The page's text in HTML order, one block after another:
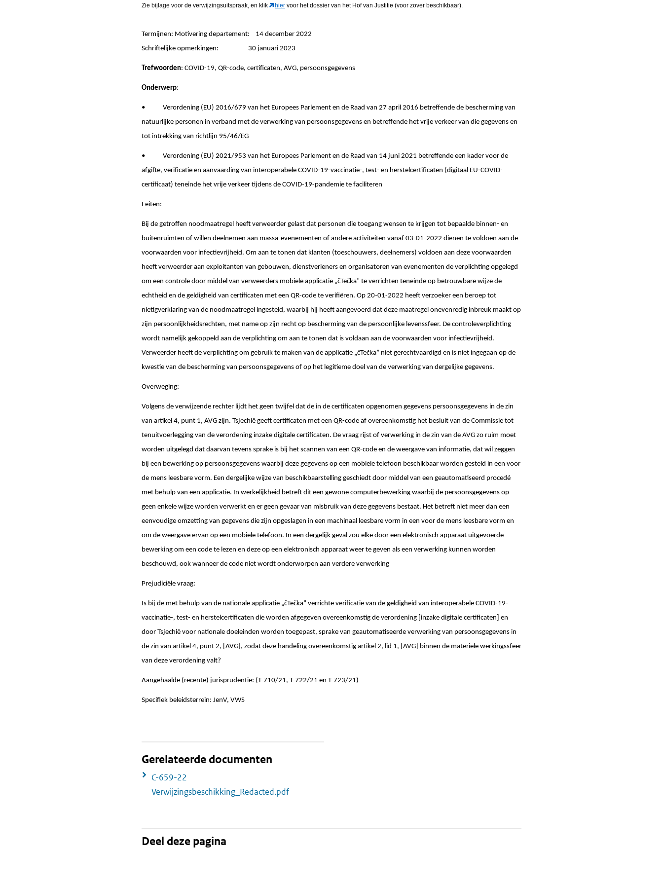
Zie bijlage voor de verwijzingsuitspraak, en klik hier voor het dossier van het Hof van Justitie (voor zover beschikbaar).
Termijnen: Motivering departement: 14 december 2022
Schriftelijke opmerkingen: 30 januari 2023
Trefwoorden: COVID-19, QR-code, certificaten, AVG, persoonsgegevens
Onderwerp:
• Verordening (EU) 2016/679 van het Europees Parlement en de Raad van 27 april 2016 betreffende de bescherming van
natuurlijke personen in verband met de verwerking van persoonsgegevens en betreffende het vrije verkeer van die gegevens en
tot intrekking van richtlijn 95/46/EG
• Verordening (EU) 2021/953 van het Europees Parlement en de Raad van 14 juni 2021 betreffende een kader voor de
afgifte, verificatie en aanvaarding van interoperabele COVID-19-vaccinatie-, test- en herstelcertificaten (digitaal EU-COVID-
certificaat) teneinde het vrije verkeer tijdens de COVID-19-pandemie te faciliteren
Feiten:
Bij de getroffen noodmaatregel heeft verweerder gelast dat personen die toegang wensen te krijgen tot bepaalde binnen- en
buitenruimten of willen deelnemen aan massa-evenementen of andere activiteiten vanaf 03-01-2022 dienen te voldoen aan de
voorwaarden voor infectievrijheid. Om aan te tonen dat klanten (toeschouwers, deelnemers) voldoen aan deze voorwaarden
heeft verweerder aan exploitanten van gebouwen, dienstverleners en organisatoren van evenementen de verplichting opgelegd
om een controle door middel van verweerders mobiele applicatie „čTečka” te verrichten teneinde op betrouwbare wijze de
echtheid en de geldigheid van certificaten met een QR-code te verifiëren. Op 20-01-2022 heeft verzoeker een beroep tot
nietigverklaring van de noodmaatregel ingesteld, waarbij hij heeft aangevoerd dat deze maatregel onevenredig inbreuk maakt op
zijn persoonlijkheidsrechten, met name op zijn recht op bescherming van de persoonlijke levenssfeer. De controleverplichting
wordt namelijk gekoppeld aan de verplichting om aan te tonen dat is voldaan aan de voorwaarden voor infectievrijheid.
Verweerder heeft de verplichting om gebruik te maken van de applicatie „čTečka” niet gerechtvaardigd en is niet ingegaan op de
kwestie van de bescherming van persoonsgegevens of op het legitieme doel van de verwerking van dergelijke gegevens.
Overweging:
Volgens de verwijzende rechter lijdt het geen twijfel dat de in de certificaten opgenomen gegevens persoonsgegevens in de zin
van artikel 4, punt 1, AVG zijn. Tsjechië geeft certificaten met een QR-code af overeenkomstig het besluit van de Commissie tot
tenuitvoerlegging van de verordening inzake digitale certificaten. De vraag rijst of verwerking in de zin van de AVG zo ruim moet
worden uitgelegd dat daarvan tevens sprake is bij het scannen van een QR-code en de weergave van informatie, dat wil zeggen
bij een bewerking op persoonsgegevens waarbij deze gegevens op een mobiele telefoon beschikbaar worden gesteld in een voor
de mens leesbare vorm. Een dergelijke wijze van beschikbaarstelling geschiedt door middel van een geautomatiseerd procedé
met behulp van een applicatie. In werkelijkheid betreft dit een gewone computerbewerking waarbij de persoonsgegevens op
geen enkele wijze worden verwerkt en er geen gevaar van misbruik van deze gegevens bestaat. Het betreft niet meer dan een
eenvoudige omzetting van gegevens die zijn opgeslagen in een machinaal leesbare vorm in een voor de mens leesbare vorm en
om de weergave ervan op een mobiele telefoon. In een dergelijk geval zou elke door een elektronisch apparaat uitgevoerde
bewerking om een code te lezen en deze op een elektronisch apparaat weer te geven als een verwerking kunnen worden
beschouwd, ook wanneer de code niet wordt onderworpen aan verdere verwerking
Prejudiciële vraag:
Is bij de met behulp van de nationale applicatie „čTečka” verrichte verificatie van de geldigheid van interoperabele COVID-19-
vaccinatie-, test- en herstelcertificaten die worden afgegeven overeenkomstig de verordening [inzake digitale certificaten] en
door Tsjechië voor nationale doeleinden worden toegepast, sprake van geautomatiseerde verwerking van persoonsgegevens in
de zin van artikel 4, punt 2, [AVG], zodat deze handeling overeenkomstig artikel 2, lid 1, [AVG] binnen de materiële werkingssfeer
van deze verordening valt?
Aangehaalde (recente) jurisprudentie: (T-710/21, T-722/21 en T-723/21)
Specifiek beleidsterrein: JenV, VWS
Gerelateerde documenten
C-659-22
Verwijzingsbeschikking_Redacted.pdf
Deel deze pagina